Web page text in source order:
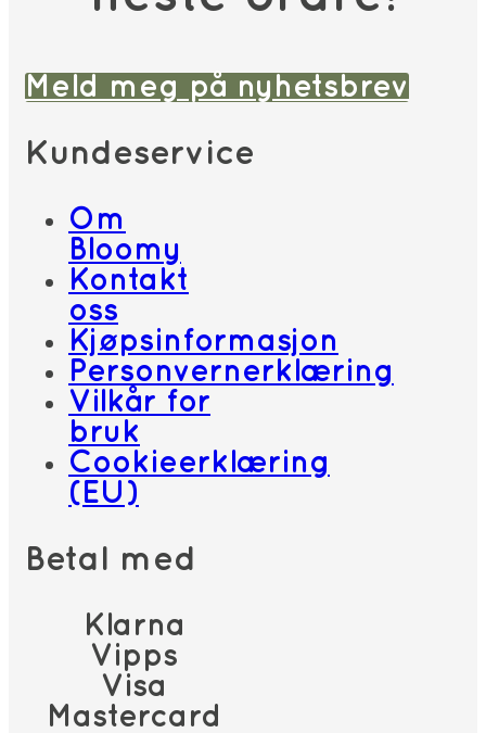
Meld meg på nyhetsbrev
Kundeservice
Om
Bloomy
Kontakt
oss
Kjøpsinformasjon
Personvernerklæring
Vilkår for
bruk
Cookieerklæring
(EU)
Betal med
Klarna
Vipps
Visa
Mastercard